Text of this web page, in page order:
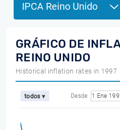
IPCA Reino Unido
GRÁFICO DE
REINO UNIDO
Historical inflation rates in 1997
todos ▾ Desde 1 Ene